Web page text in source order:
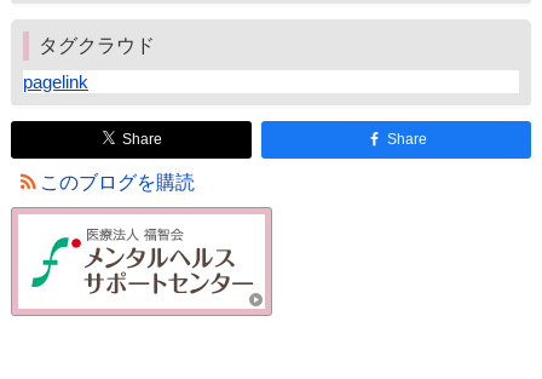
タグクラウド
pagelink
Share Share
このブログを購読